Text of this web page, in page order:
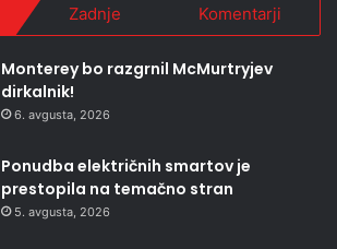
Zadnje Komentarji
Monterey bo razgrnil McMurtryjev
dirkalnik!
6. avgusta, 2026
Ponudba električnih smartov je
prestopila na temačno stran
5. avgusta, 2026